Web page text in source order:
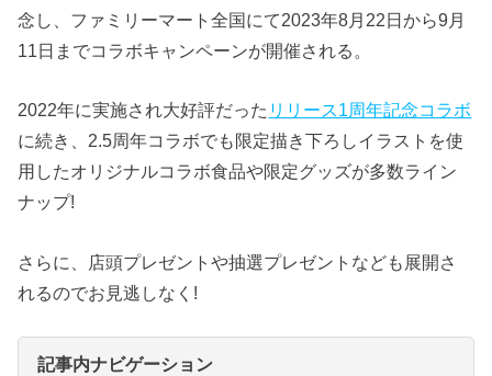
念し、ファミリーマート全国にて2023年8月22日から9月
11日までコラボキャンペーンが開催される。
2022年に実施され大好評だった リリース1周年記念コラボ
に続き、2.5周年コラボでも限定描き下ろしイラストを使
用したオリジナルコラボ食品や限定グッズが多数ライン
ナップ!
さらに、店頭プレゼントや抽選プレゼントなども展開さ
れるのでお見逃しなく!
記事内ナビゲーション